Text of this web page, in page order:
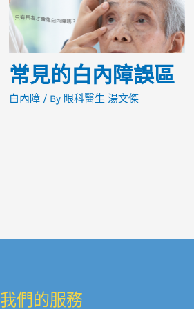
常見的白內障誤區
白內障/ By 眼科醫生 湯文傑
我們的服務